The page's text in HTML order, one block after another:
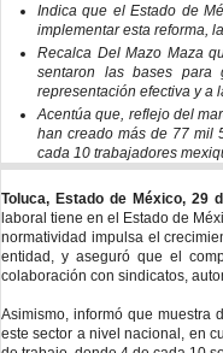
Indica que el Estado de
implementar esta reforma,
Recalca Del Mazo Maza
sentaron las bases para
representación efectiva y a
Acentúa que, reflejo del
han creado más de 77 mil
cada 10 trabajadores
Toluca, Estado de México, 29
laboral tiene en el Estado de
normatividad impulsa el
entidad, y aseguró que el
colaboración con sindicatos,
Asimismo, informó que muestra
este sector a nivel nacional, en